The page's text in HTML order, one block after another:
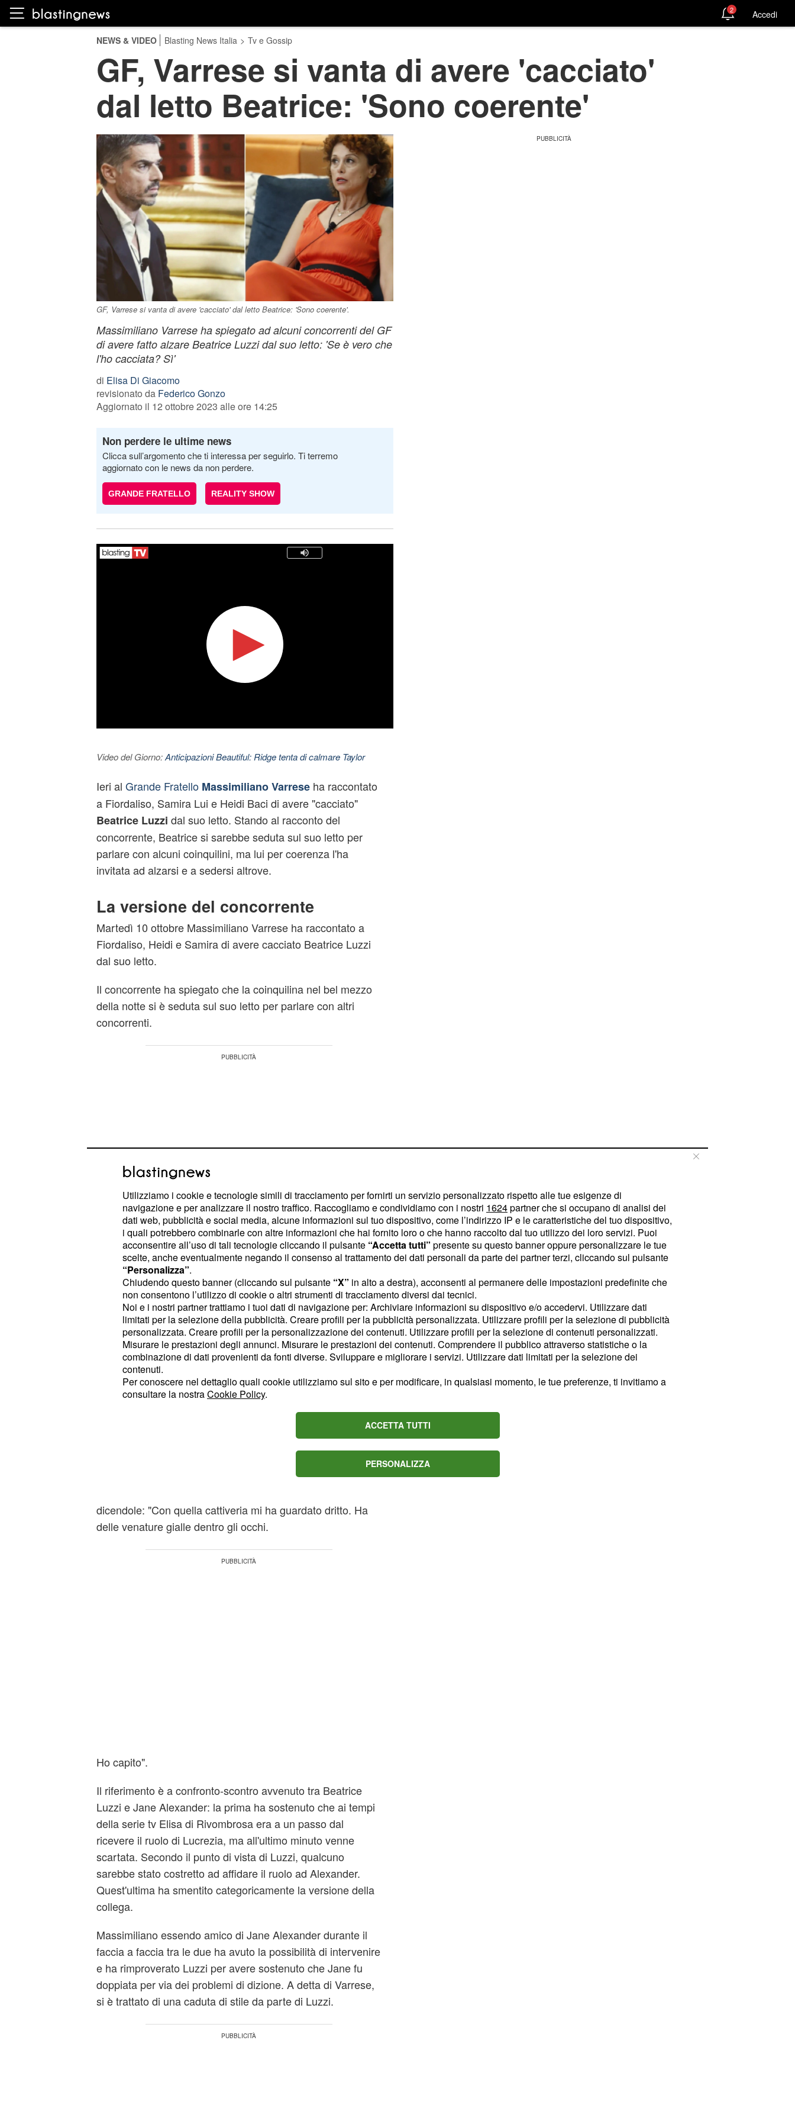
2 Accedi
NEWS & VIDEO Blasting News Italia > Tv e Gossip
GF, Varrese si vanta di avere 'cacciato'
dal letto Beatrice: 'Sono coerente'
GF, Varrese si vanta di avere 'cacciato' dal letto Beatrice: 'Sono coerente'.
Massimiliano Varrese ha spiegato ad alcuni concorrenti del GF
di avere fatto alzare Beatrice Luzzi dal suo letto: 'Se è vero che
l'ho cacciata? Sì'
di Elisa Di Giacomo
revisionato da Federico Gonzo
Aggiornato il 12 ottobre 2023 alle ore 14:25
Non perdere le ultime news
Clicca sull’argomento che ti interessa per seguirlo. Ti terremo
aggiornato con le news da non perdere.
GRANDE FRATELLO REALITY SHOW
Video del Giorno:Anticipazioni Beautiful: Ridge tenta di calmare Taylor
Ieri al Grande Fratello Massimiliano Varrese ha raccontato
a Fiordaliso, Samira Lui e Heidi Baci di avere "cacciato"
Beatrice Luzzi dal suo letto. Stando al racconto del
concorrente, Beatrice si sarebbe seduta sul suo letto per
parlare con alcuni coinquilini, ma lui per coerenza l'ha
invitata ad alzarsi e a sedersi altrove.
La versione del concorrente
Martedì 10 ottobre Massimiliano Varrese ha raccontato a
Fiordaliso, Heidi e Samira di avere cacciato Beatrice Luzzi
dal suo letto.
Il concorrente ha spiegato che la coinquilina nel bel mezzo
della notte si è seduta sul suo letto per parlare con altri
concorrenti.
A un certo punto lo stesso Varrese pare che l'abbia
cacciata: "L'ho guardata e le ho detto se poteva andare via".
L'attore ha riferito che dopo i dissapori non tollera un
atteggiamento simile come se nulla fosse mai accaduto tra
di loro:"Io sono una persona coerente e non falsa".
Inoltre il concorrente si è vantato di avere chiesto
gentilmente a Luzzi di andare via, senza utilizzare termini
sgradevoli.
Infine ha accusato la coinquilina di essere andata a fare la
vittima con gli altri concorrenti solo perché è stata mandata
dicendole: "Con quella cattiveria mi ha guardato dritto. Ha
delle venature gialle dentro gli occhi.
Ho capito".
Il riferimento è a confronto-scontro avvenuto tra Beatrice
Luzzi e Jane Alexander: la prima ha sostenuto che ai tempi
della serie tv Elisa di Rivombrosa era a un passo dal
ricevere il ruolo di Lucrezia, ma all'ultimo minuto venne
scartata. Secondo il punto di vista di Luzzi, qualcuno
sarebbe stato costretto ad affidare il ruolo ad Alexander.
Quest'ultima ha smentito categoricamente la versione della
collega.
Massimiliano essendo amico di Jane Alexander durante il
faccia a faccia tra le due ha avuto la possibilità di intervenire
e ha rimproverato Luzzi per avere sostenuto che Jane fu
doppiata per via dei problemi di dizione. A detta di Varrese,
si è trattato di una caduta di stile da parte di Luzzi.
Utilizziamo i cookie e tecnologie simili di tracciamento per fornirti un servizio personalizzato rispetto alle tue esigenze di
navigazione e per analizzare il nostro traffico. Raccogliamo e condividiamo con i nostri 1624partner che si occupano di analisi dei
dati web, pubblicità e social media, alcune informazioni sul tuo dispositivo, come l’indirizzo IP e le caratteristiche del tuo dispositivo,
i quali potrebbero combinarle con altre informazioni che hai fornito loro o che hanno raccolto dal tuo utilizzo dei loro servizi. Puoi
acconsentire all’uso di tali tecnologie cliccando il pulsante “Accetta tutti” presente su questo banner oppure personalizzare le tue
scelte, anche eventualmente negando il consenso al trattamento dei dati personali da parte dei partner terzi, cliccando sul pulsante
“Personalizza”.
Chiudendo questo banner (cliccando sul pulsante “X” in alto a destra), acconsenti al permanere delle impostazioni predefinite che
non consentono l’utilizzo di cookie o altri strumenti di tracciamento diversi dai tecnici.
Noi e i nostri partner trattiamo i tuoi dati di navigazione per: Archiviare informazioni su dispositivo e/o accedervi. Utilizzare dati
limitati per la selezione della pubblicità. Creare profili per la pubblicità personalizzata. Utilizzare profili per la selezione di pubblicità
personalizzata. Creare profili per la personalizzazione dei contenuti. Utilizzare profili per la selezione di contenuti personalizzati.
Misurare le prestazioni degli annunci. Misurare le prestazioni dei contenuti. Comprendere il pubblico attraverso statistiche o la
combinazione di dati provenienti da fonti diverse. Sviluppare e migliorare i servizi. Utilizzare dati limitati per la selezione dei
contenuti.
Per conoscere nel dettaglio quali cookie utilizziamo sul sito e per modificare, in qualsiasi momento, le tue preferenze, ti invitiamo a
consultare la nostraCookie Policy.
ACCETTA TUTTI
PERSONALIZZA